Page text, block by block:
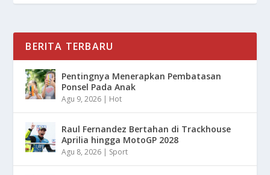
BERITA TERBARU
Pentingnya Menerapkan Pembatasan
Ponsel Pada Anak
Agu 9, 2026 | Hot
Raul Fernandez Bertahan di Trackhouse
Aprilia hingga MotoGP 2028
Agu 8, 2026 | Sport